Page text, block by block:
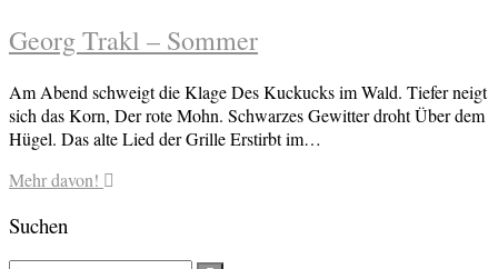
Georg Trakl – Sommer
Am Abend schweigt die Klage Des Kuckucks im Wald. Tiefer neigt
sich das Korn, Der rote Mohn. Schwarzes Gewitter droht Über dem
Hügel. Das alte Lied der Grille Erstirbt im…
Mehr davon!
Suchen